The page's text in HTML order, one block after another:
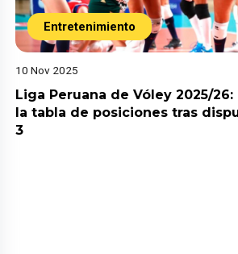
Entretenimiento
10 Nov 2025
Liga Peruana de Vóley 2025/
la tabla de posiciones tras
3